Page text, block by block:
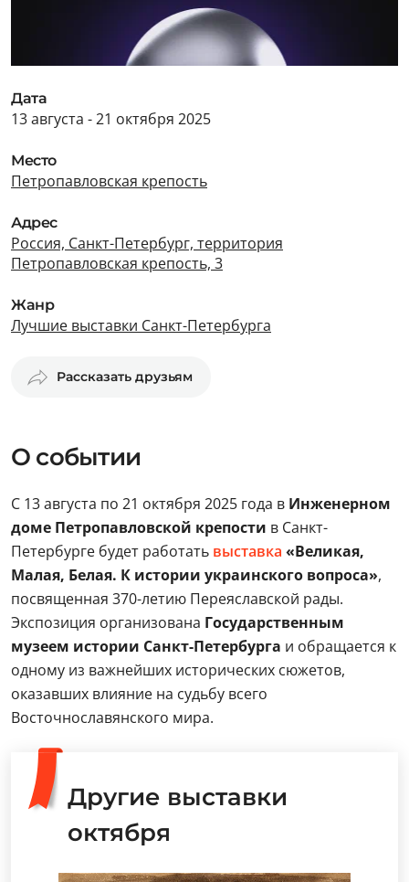
Дата
13 августа - 21 октября 2025
Место
Петропавловская крепость
Адрес
Россия, Санкт-Петербург, территория
Петропавловская крепость, 3
Жанр
Лучшие выставки Санкт-Петербурга
Рассказать друзьям
О событии
С 13 августа по 21 октября 2025 года в Инженерном
доме Петропавловской крепости в Санкт-
Петербурге будет работать выставка «Великая,
Малая, Белая. К истории украинского вопроса»,
посвященная 370-летию Переяславской рады.
Экспозиция организована Государственным
музеем истории Санкт-Петербурга и обращается к
одному из важнейших исторических сюжетов,
оказавших влияние на судьбу всего
Восточнославянского мира.
Другие выставки
октября